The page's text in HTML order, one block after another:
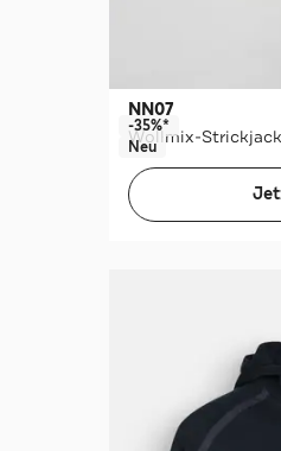
NN07
Wollmix-
-35%*
Neu